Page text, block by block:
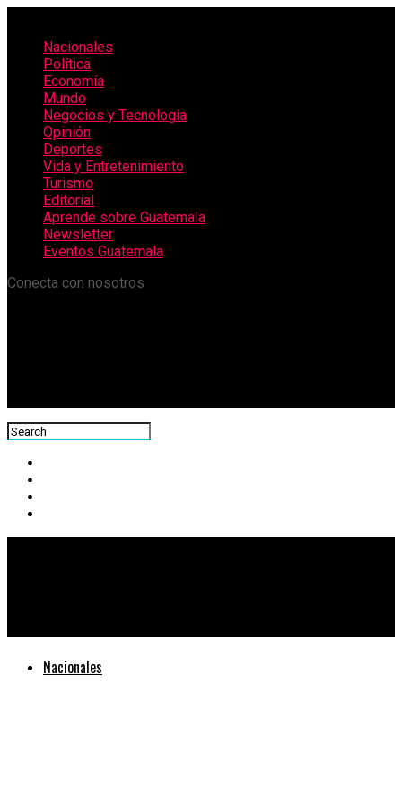
Nacionales
Política
Economía
Mundo
Negocios y Tecnología
Opinión
Deportes
Vida y Entretenimiento
Turismo
Editorial
Aprende sobre Guatemala
Newsletter
Eventos Guatemala
Conecta con nosotros
Nacionales